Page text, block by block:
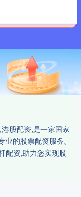
股配资,是一家国家
的股票配资服务。
配资,助力您实现股